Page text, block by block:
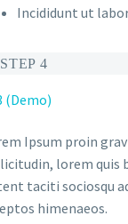
Incididunt ut
STEP 4
Ipsum proin
lorem quis
taciti sociosqu
himenaeos.